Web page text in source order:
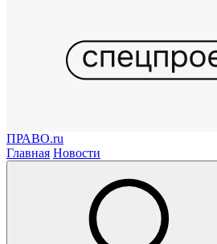
ПРАВО.ru
Главная Новости